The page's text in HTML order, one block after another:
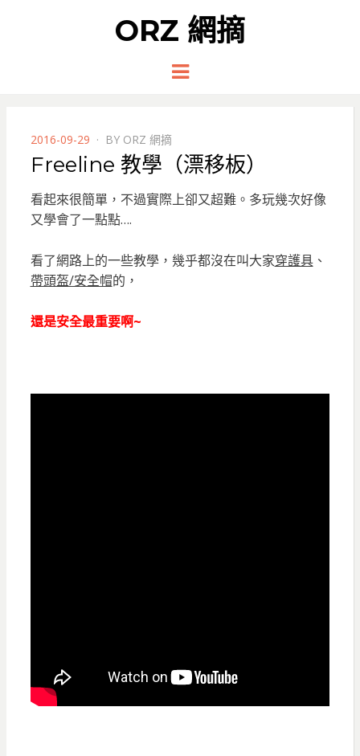
ORZ 網摘
Menu
POSTED
ON
2016-09-29 BY ORZ 網摘
Freeline 教學（漂移板）
看起來很簡單，不過實際上卻又超難。多玩幾次好像
又學會了一點點….
看了網路上的一些教學，幾乎都沒在叫大家穿護具、
帶頭盔/安全帽的，
還是安全最重要啊~